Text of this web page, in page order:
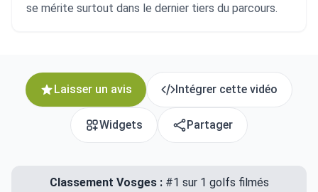
se mérite surtout dans le dernier tiers du parcours.
Laisser un avis Intégrer cette vidéo
Widgets Partager
Classement Vosges :#1 sur 1 golfs filmés